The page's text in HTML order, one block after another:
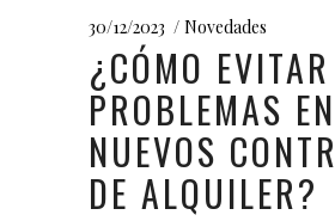
30/12/2023 Novedades
¿CÓMO EVITAR
PROBLEMAS
NUEVOS
DE ALQUILER?